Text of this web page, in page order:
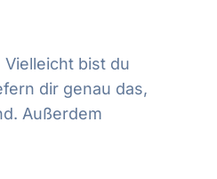
bist du
dir genau das,
Außerdem